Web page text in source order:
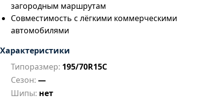
загородным маршрутам
Совместимость с лёгкими коммерческими
автомобилями
Характеристики
Типоразмер: 195/70R15C
Сезон: —
Шипы: нет